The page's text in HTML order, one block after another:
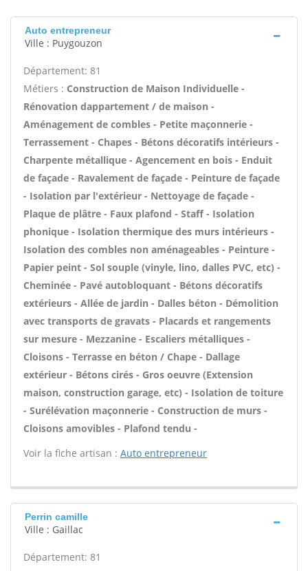
Auto entrepreneur
Ville : Puygouzon
Département: 81
Métiers : Construction de Maison Individuelle -
Rénovation dappartement / de maison -
Aménagement de combles - Petite maçonnerie -
Terrassement - Chapes - Bétons décoratifs intérieurs -
Charpente métallique - Agencement en bois - Enduit
de façade - Ravalement de façade - Peinture de façade
- Isolation par l'extérieur - Nettoyage de façade -
Plaque de plâtre - Faux plafond - Staff - Isolation
phonique - Isolation thermique des murs intérieurs -
Isolation des combles non aménageables - Peinture -
Papier peint - Sol souple (vinyle, lino, dalles PVC, etc) -
Cheminée - Pavé autobloquant - Bétons décoratifs
extérieurs - Allée de jardin - Dalles béton - Démolition
avec transports de gravats - Placards et rangements
sur mesure - Mezzanine - Escaliers métalliques -
Cloisons - Terrasse en béton / Chape - Dallage
extérieur - Bétons cirés - Gros oeuvre (Extension
maison, construction garage, etc) - Isolation de toiture
- Surélévation maçonnerie - Construction de murs -
Cloisons amovibles - Plafond tendu -
Voir la fiche artisan : Auto entrepreneur
Perrin camille
Ville : Gaillac
Département: 81